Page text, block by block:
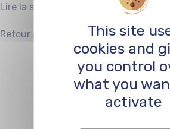
Lire la suite
Retour au blog Partager :Facebook
Twitter
Funding
organising
This site
cookies and
you control
what you
activate